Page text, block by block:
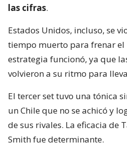
las cifras.
Estados Unidos, incluso, se
tiempo muerto para frenar el
estrategia funcionó, ya que
volvieron a su ritmo para
El tercer set tuvo una tónica
un Chile que no se achicó y
de sus rivales. La eficacia de
Smith fue determinante.